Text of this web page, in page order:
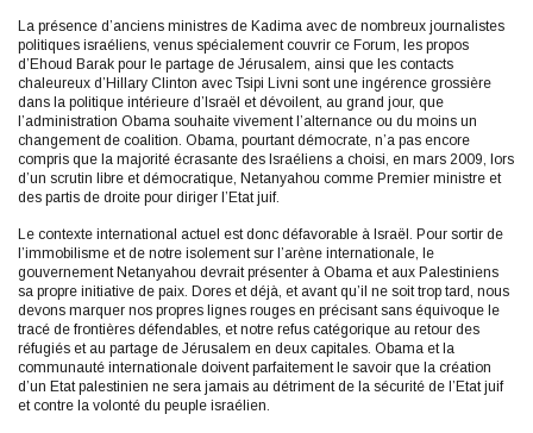
La présence d’anciens ministres de Kadima avec de nombreux journalistes
politiques israéliens, venus spécialement couvrir ce Forum, les propos
d’Ehoud Barak pour le partage de Jérusalem, ainsi que les contacts
chaleureux d’Hillary Clinton avec Tsipi Livni sont une ingérence grossière
dans la politique intérieure d’Israël et dévoilent, au grand jour, que
l’administration Obama souhaite vivement l’alternance ou du moins un
changement de coalition. Obama, pourtant démocrate, n’a pas encore
compris que la majorité écrasante des Israéliens a choisi, en mars 2009, lors
d’un scrutin libre et démocratique, Netanyahou comme Premier ministre et
des partis de droite pour diriger l’Etat juif.
Le contexte international actuel est donc défavorable à Israël. Pour sortir de
l’immobilisme et de notre isolement sur l’arène internationale, le
gouvernement Netanyahou devrait présenter à Obama et aux Palestiniens
sa propre initiative de paix. Dores et déjà, et avant qu’il ne soit trop tard, nous
devons marquer nos propres lignes rouges en précisant sans équivoque le
tracé de frontières défendables, et notre refus catégorique au retour des
réfugiés et au partage de Jérusalem en deux capitales. Obama et la
communauté internationale doivent parfaitement le savoir que la création
d’un Etat palestinien ne sera jamais au détriment de la sécurité de l’Etat juif
et contre la volonté du peuple israélien.